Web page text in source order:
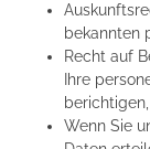
bekannten
Recht auf
Ihre
Wenn Sie